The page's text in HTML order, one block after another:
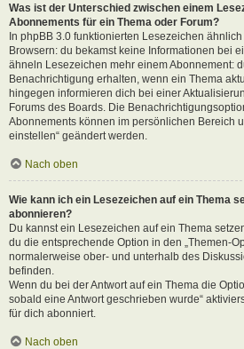
Was ist der Unterschied zwischen einem
Abonnements für ein Thema oder Forum?
In phpBB 3.0 funktionierten Lesezeichen
Browsern: du bekamst keine Informationen bei
ähneln Lesezeichen mehr einem Abonnement:
Benachrichtigung erhalten, wenn ein Thema
hingegen informieren dich bei einer
Forums des Boards. Die
Abonnements können im persönlichen Bereich
einstellen“ geändert werden.
Nach oben
Wie kann ich ein Lesezeichen auf ein Thema
abonnieren?
Du kannst ein Lesezeichen auf ein Thema
du die entsprechende Option in den „Themen-
normalerweise ober- und unterhalb des
befinden.
Wenn du bei der Antwort auf ein Thema die
sobald eine Antwort geschrieben wurde“
für dich abonniert.
Nach oben